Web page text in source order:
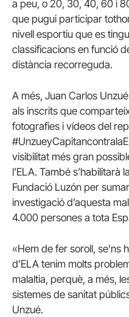
a peu, o 20, 30, 40, 60 i
que pugui participar
nivell esportiu que es
classificacions en funció
distància recorreguda.
A més, Juan Carlos
als inscrits que
fotografies i vídeos del
visibilitat més gran
l’ELA. També s’habilitarà
Fundació Luzón per
investigació d’aquesta
4.000 persones a tota
«Hem de fer soroll, se’ns
d’ELA tenim molts
malaltia, perquè, a més,
sistemes de sanitat
Unzué.